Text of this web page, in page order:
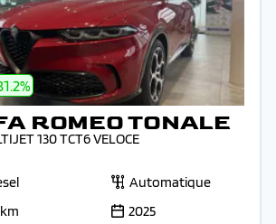
ROMEO TONALE
130 TCT6 VELOCE
Automatique
2025